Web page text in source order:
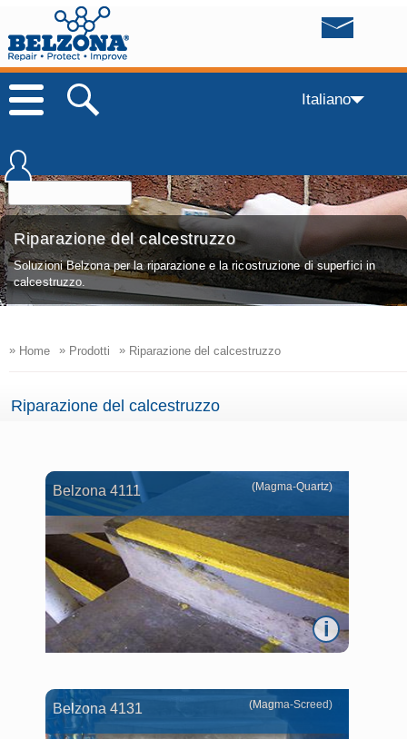
Italiano
Riparazione del calcestruzzo
Soluzioni Belzona per la riparazione e la ricostruzione di superfici in
calcestruzzo.
» Home » Prodotti » Riparazione del calcestruzzo
Riparazione del calcestruzzo
Belzona 4111
i
(Magma-Quartz)
Belzona 4131 (Magma-Screed)